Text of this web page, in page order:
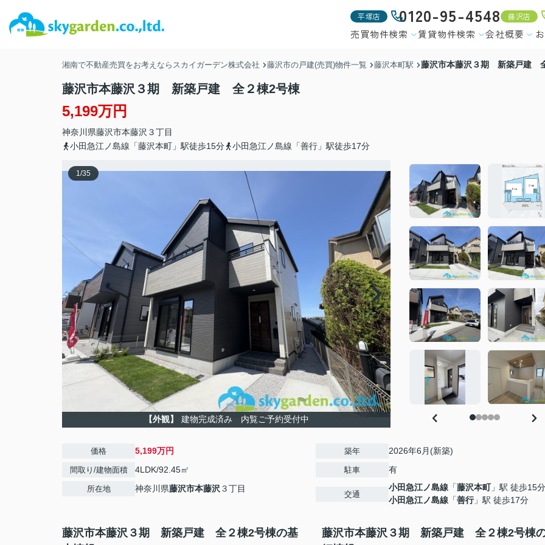
平塚店 0120-95-4548 藤沢店
売買物件検索 賃貸物件検索 会社概要
湘南で不動産売買をお考えならスカイガーデン株式会社 藤沢市の戸建(売買)物件一覧 藤沢本町駅 藤沢市本藤沢３期 新築戸建
藤沢市本藤沢３期 新築戸建 全２棟2号棟
5,199万円
神奈川県藤沢市本藤沢 ３丁目
小田急江ノ島線「藤沢本町」駅徒歩15分
小田急江ノ島線「善行」駅徒歩17分
1/35
【外観】 建物完成済み 内覧ご予約受付中
価格 5,199万円
間取り/建物面積 4LDK/92.45㎡
所在地 神奈川県藤沢市本藤沢 ３丁目
築年 2026年6月(新築)
駐車 有
交通
小田急江ノ島線 「藤沢本町」駅 徒歩15分
小田急江ノ島線 「善行」駅 徒歩17分
藤沢市本藤沢３期 新築戸建 全２棟2号棟の基
藤沢市本藤沢３期 新築戸建 全２棟2号棟